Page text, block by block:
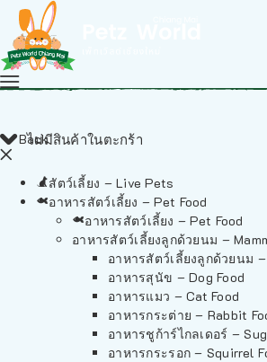
ไม่มีสินค้าในตะกร้า
Back
สัตว์เลี้ยง – Live Pets
อาหารสัตว์เลี้ยง – Pet Food
อาหารสัตว์เลี้ยง – Pet Food
อาหารสัตว์เลี้ยงลูกด้วยนม –
อาหารสัตว์เลี้ยงลูกด้วยนม –
อาหารสุนัข – Dog Food
อาหารแมว – Cat Food
อาหารกระต่าย – Rabbit
อาหารชูก้าร์ไกลเดอร์ –
อาหารกระรอก – Squirrel